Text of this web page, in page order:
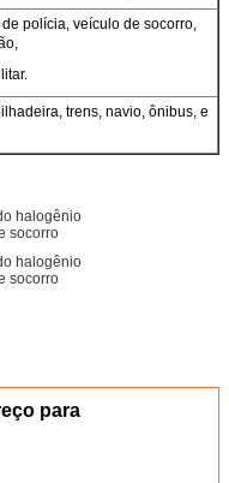
polícia, veículo de socorro,
trens, navio, ônibus, e
para